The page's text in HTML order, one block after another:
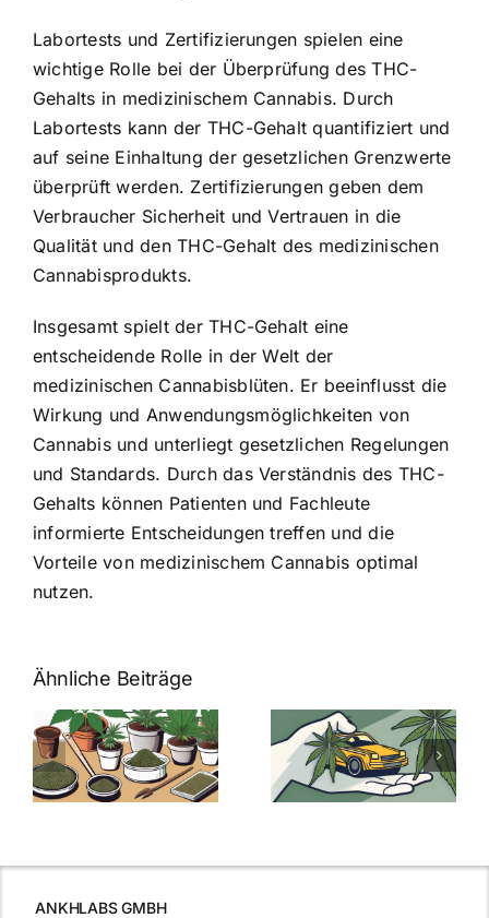
Labortests und Zertifizierungen spielen eine
wichtige Rolle bei der Überprüfung des THC-
Gehalts in medizinischem Cannabis. Durch
Labortests kann der THC-Gehalt quantifiziert und
auf seine Einhaltung der gesetzlichen Grenzwerte
überprüft werden. Zertifizierungen geben dem
Verbraucher Sicherheit und Vertrauen in die
Qualität und den THC-Gehalt des medizinischen
Cannabisprodukts.
Insgesamt spielt der THC-Gehalt eine
entscheidende Rolle in der Welt der
medizinischen Cannabisblüten. Er beeinflusst die
Wirkung und Anwendungsmöglichkeiten von
Cannabis und unterliegt gesetzlichen Regelungen
und Standards. Durch das Verständnis des THC-
Gehalts können Patienten und Fachleute
informierte Entscheidungen treffen und die
Vorteile von medizinischem Cannabis optimal
nutzen.
Ähnliche Beiträge
Neue THC-
Grenzwert-
Regelung:
Was Sie über
Cannabis und
müssen
Cannabis
Samen
kaufen: Alles
was Sie
ANKHLABS GMBH